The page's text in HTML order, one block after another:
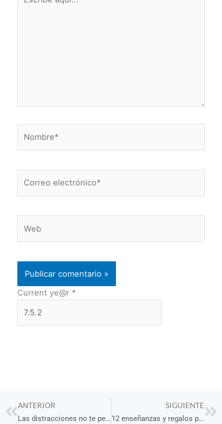
aquí...
electrónico*
Current ye@r *
Prev
ANTERIOR
Las distracciones no te permiten lograr tus objetivos
SIGUIENTE
12 enseñanzas y regalos para vivir en armonía